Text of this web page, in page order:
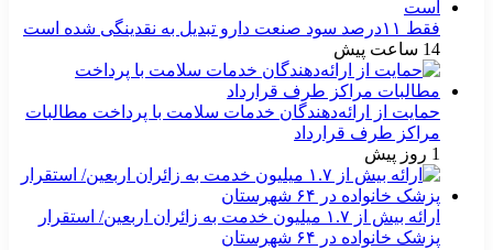
فقط ۱۱‌درصد سود صنعت دارو تبدیل به نقدینگی شده است
14 ساعت پیش
حمایت از ارائه‌دهندگان خدمات سلامت با پرداخت مطالبات
مراکز طرف قرارداد
1 روز پیش
ارائه بیش از ۱.۷ میلیون خدمت به زائران اربعین/ استقرار
پزشک خانواده در ۶۴ شهرستان